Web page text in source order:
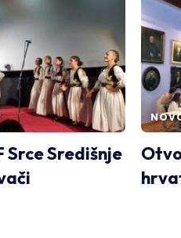
Srce Središnje